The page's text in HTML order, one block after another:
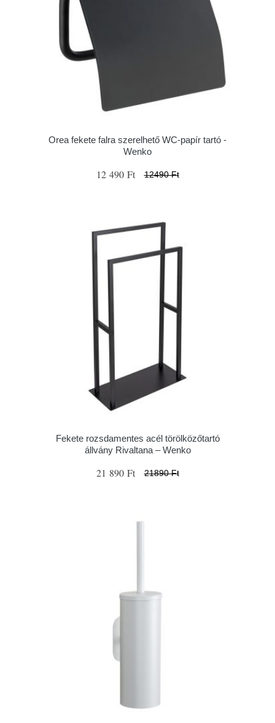
Orea fekete falra szerelhető WC-papír tartó -
Wenko
12 490 Ft 12490 Ft
Fekete rozsdamentes acél törölközőtartó
állvány Rivaltana – Wenko
21 890 Ft 21890 Ft